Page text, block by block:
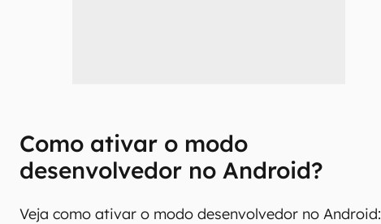
Como ativar o modo
desenvolvedor no Android?
Veja como ativar o modo desenvolvedor no Android: